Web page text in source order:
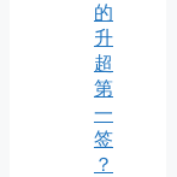
的
升
超
第
一
签
？